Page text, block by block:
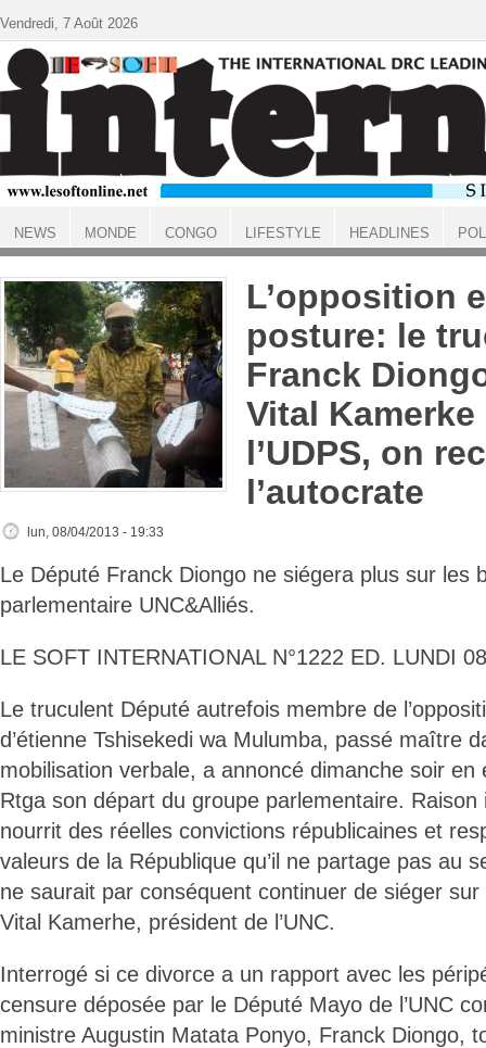
ACCUEIL
L’opposition
posture: le
Franck
Vital
l’UDPS, on
l’autocrate
lun, 08/04/2013 - 19:33
Le Député Franck Diongo ne siégera plus sur les
parlementaire UNC&Alliés.
LE SOFT INTERNATIONAL N°1222 ED. LUNDI
Le truculent Député autrefois membre de
d’étienne Tshisekedi wa Mulumba, passé maître
mobilisation verbale, a annoncé dimanche soir en
Rtga son départ du groupe parlementaire. Raison
nourrit des réelles convictions républicaines et
valeurs de la République qu’il ne partage pas au
ne saurait par conséquent continuer de siéger
Vital Kamerhe, président de l’UNC.
Interrogé si ce divorce a un rapport avec les
censure déposée par le Député Mayo de l’UNC
ministre Augustin Matata Ponyo, Franck Diongo,
Vendredi, 7 Août 2026
NEWS MONDE CONGO LIFESTYLE HEADLINES